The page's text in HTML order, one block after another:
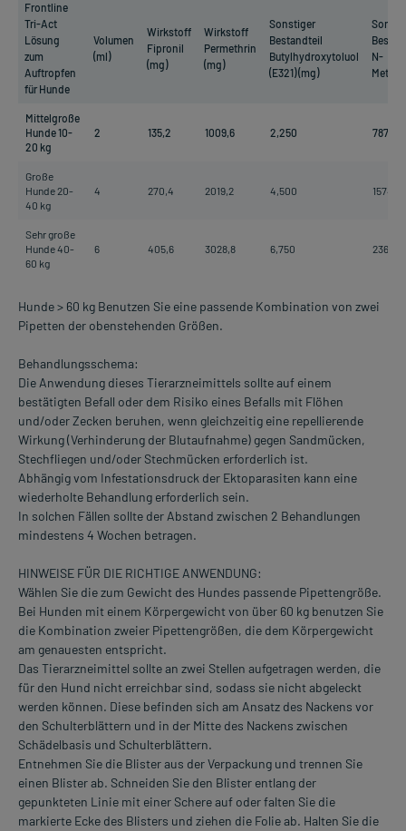
Frontline
Tri-Act
Lösung
zum
Auftropfen
für Hunde
Volumen
(ml)
Wirkstoff
Fipronil
(mg)
Wirkstoff
Permethrin
(mg)
Sonstiger
Bestandteil
Butylhydroxytoluol
(E321) (mg)
N-
Mittelgroße
Hunde 10-
20 kg
2 135,2 1009,6 2,250 787,4
Große
Hunde 20-
40 kg
4 270,4 2019,2 4,500 1574,8
Sehr große
Hunde 40-
60 kg
6 405,6 3028,8 6,750 2362,2
Hunde > 60 kg Benutzen Sie eine passende Kombination von zwei
Pipetten der obenstehenden Größen.
Behandlungsschema:
Die Anwendung dieses Tierarzneimittels sollte auf einem
bestätigten Befall oder dem Risiko eines Befalls mit Flöhen
und/oder Zecken beruhen, wenn gleichzeitig eine repellierende
Wirkung (Verhinderung der Blutaufnahme) gegen Sandmücken,
Stechfliegen und/oder Stechmücken erforderlich ist.
Abhängig vom Infestationsdruck der Ektoparasiten kann eine
wiederholte Behandlung erforderlich sein.
In solchen Fällen sollte der Abstand zwischen 2 Behandlungen
mindestens 4 Wochen betragen.
HINWEISE FÜR DIE RICHTIGE ANWENDUNG:
Wählen Sie die zum Gewicht des Hundes passende Pipettengröße.
Bei Hunden mit einem Körpergewicht von über 60 kg benutzen Sie
die Kombination zweier Pipettengrößen, die dem Körpergewicht
am genauesten entspricht.
Das Tierarzneimittel sollte an zwei Stellen aufgetragen werden, die
für den Hund nicht erreichbar sind, sodass sie nicht abgeleckt
werden können. Diese befinden sich am Ansatz des Nackens vor
den Schulterblättern und in der Mitte des Nackens zwischen
Schädelbasis und Schulterblättern.
Entnehmen Sie die Blister aus der Verpackung und trennen Sie
einen Blister ab. Schneiden Sie den Blister entlang der
gepunkteten Linie mit einer Schere auf oder falten Sie die
markierte Ecke des Blisters und ziehen die Folie ab. Halten Sie die